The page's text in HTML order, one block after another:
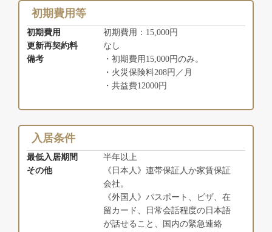
初期費用等
初期費用
初期費用：15,000円
更新再契約料
なし
備考
・初期費用15,000円のみ。
・火災保険料208円／月
・共益費12000円
入居条件
最低入居期間
半年以上
その他
《日本人》連帯保証人か家賃保証
会社。
《外国人》パスポート、ビザ、在
留カード、日常会話程度の日本語
が話せること、国内の緊急連絡